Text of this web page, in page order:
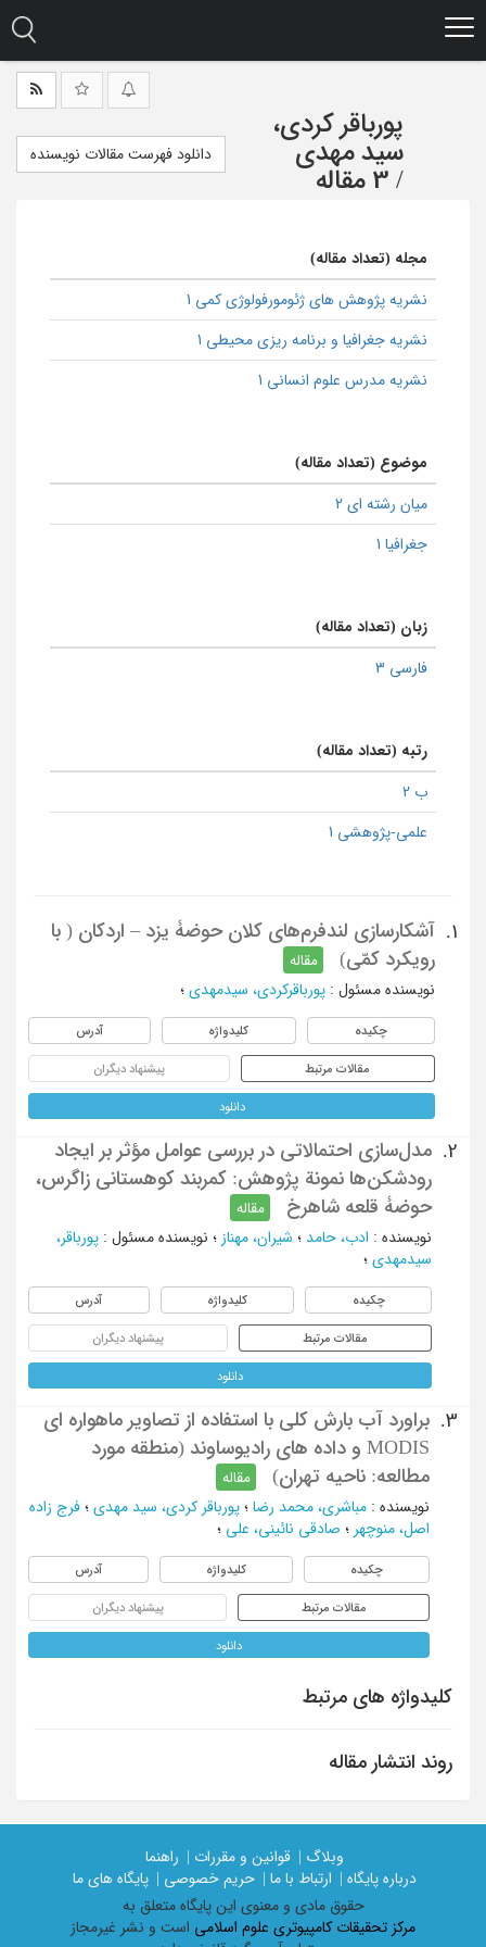
پورباقر کردی،
سید مهدی
/ 3 مقاله
دانلود فهرست مقالات نویسنده
مجله (تعداد مقاله)
نشریه پژوهش های ژئومورفولوژی کمی 1
نشریه جغرافیا و برنامه ریزی محیطی 1
نشریه مدرس علوم انسانی 1
موضوع (تعداد مقاله)
میان رشته ای 2
جغرافیا 1
زبان (تعداد مقاله)
فارسی 3
رتبه (تعداد مقاله)
ب 2
علمی-پژوهشی 1
1.
آشکارسازی لندفرم‌های کلان حوضۀ یزد – اردکان ( با
رویکرد کمّی)
مقاله
نویسنده مسئول : پورباقرکردی، سیدمهدی ؛
چکیده کلیدواژه آدرس
مقالات مرتبط پیشنهاد دیگران
دانلود
2.
مدل‌سازی احتمالاتی در بررسی عوامل مؤثر بر ایجاد
رودشکن‌ها نمونة پژوهش: کمربند کوهستانی زاگرس،
حوضۀ قلعه شاهرخ
مقاله
نویسنده : ادب، حامد ؛ شیران، مهناز ؛ نویسنده مسئول : پورباقر،
سیدمهدی ؛
چکیده کلیدواژه آدرس
مقالات مرتبط پیشنهاد دیگران
دانلود
3.
براورد آب بارش کلی با استفاده از تصاویر ماهواره ای
MODIS و داده های رادیوساوند (منطقه مورد
مطالعه: ناحیه تهران)
مقاله
نویسنده : مباشری، محمد رضا ؛ پورباقر کردی، سید مهدی ؛ فرج زاده
اصل، منوچهر ؛ صادقی نائینی، علی ؛
چکیده کلیدواژه آدرس
مقالات مرتبط پیشنهاد دیگران
دانلود
کلیدواژه های مرتبط
روند انتشار مقاله
وبلاگ | قوانین و مقررات |
راهنما
درباره پایگاه |
ارتباط با ما | حریم خصوصی |
پایگاه های ما
حقوق مادی و معنوی اين پايگاه متعلق به
مرکز تحقیقات کامپیوتری علوم اسلامی است و نشر غیرمجاز